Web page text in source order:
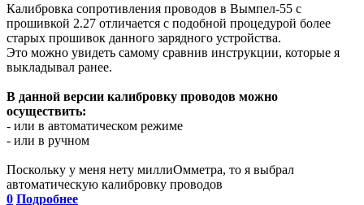
Калибровка сопротивления проводов в Вымпел-55 с
прошивкой 2.27 отличается с подобной процедурой более
старых прошивок данного зарядного устройства.
Это можно увидеть самому сравнив инструкции, которые я
выкладывал ранее.
В данной версии калибровку проводов можно
осуществить:
- или в автоматическом режиме
- или в ручном
Поскольку у меня нету миллиОмметра, то я выбрал
автоматическую калибровку проводов
0 Подробнее